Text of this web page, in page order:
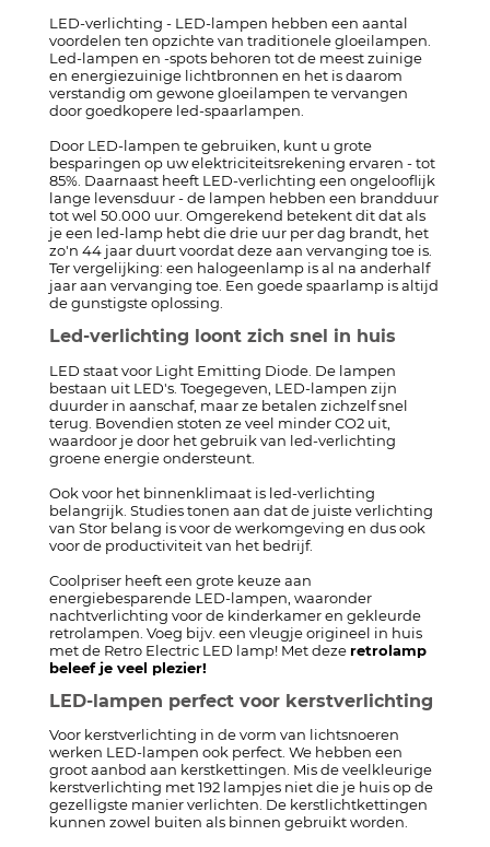
LED-verlichting - LED-lampen hebben een aantal
voordelen ten opzichte van traditionele gloeilampen.
Led-lampen en -spots behoren tot de meest zuinige
en energiezuinige lichtbronnen en het is daarom
verstandig om gewone gloeilampen te vervangen
door goedkopere led-spaarlampen.
Door LED-lampen te gebruiken, kunt u grote
besparingen op uw elektriciteitsrekening ervaren - tot
85%. Daarnaast heeft LED-verlichting een ongelooflijk
lange levensduur - de lampen hebben een brandduur
tot wel 50.000 uur. Omgerekend betekent dit dat als
je een led-lamp hebt die drie uur per dag brandt, het
zo'n 44 jaar duurt voordat deze aan vervanging toe is.
Ter vergelijking: een halogeenlamp is al na anderhalf
jaar aan vervanging toe. Een goede spaarlamp is altijd
de gunstigste oplossing.
Led-verlichting loont zich snel in huis
LED staat voor Light Emitting Diode. De lampen
bestaan uit LED's. Toegegeven, LED-lampen zijn
duurder in aanschaf, maar ze betalen zichzelf snel
terug. Bovendien stoten ze veel minder CO2 uit,
waardoor je door het gebruik van led-verlichting
groene energie ondersteunt.
Ook voor het binnenklimaat is led-verlichting
belangrijk. Studies tonen aan dat de juiste verlichting
van Stor belang is voor de werkomgeving en dus ook
voor de productiviteit van het bedrijf.
Coolpriser heeft een grote keuze aan
energiebesparende LED-lampen, waaronder
nachtverlichting voor de kinderkamer en gekleurde
retrolampen. Voeg bijv. een vleugje origineel in huis
met de Retro Electric LED lamp! Met deze retrolamp
beleef je veel plezier!
LED-lampen perfect voor kerstverlichting
Voor kerstverlichting in de vorm van lichtsnoeren
werken LED-lampen ook perfect. We hebben een
groot aanbod aan kerstkettingen. Mis de veelkleurige
kerstverlichting met 192 lampjes niet die je huis op de
gezelligste manier verlichten. De kerstlichtkettingen
kunnen zowel buiten als binnen gebruikt worden.